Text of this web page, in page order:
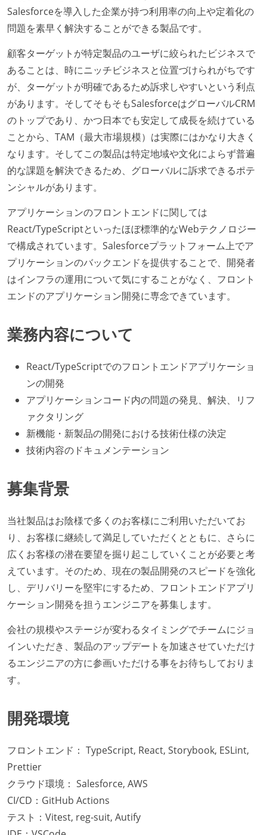
Salesforceを導入した企業が持つ利用率の向上や定着化の
問題を素早く解決することができる製品です。
顧客ターゲットが特定製品のユーザに絞られたビジネスで
あることは、時にニッチビジネスと位置づけられがちです
が、ターゲットが明確であるため訴求しやすいという利点
があります。そしてそもそもSalesforceはグローバルCRM
のトップであり、かつ日本でも安定して成長を続けている
ことから、TAM（最大市場規模）は実際にはかなり大きく
なります。そしてこの製品は特定地域や文化によらず普遍
的な課題を解決できるため、グローバルに訴求できるポテ
ンシャルがあります。
アプリケーションのフロントエンドに関しては
React/TypeScriptといったほぼ標準的なWebテクノロジー
で構成されています。Salesforceプラットフォーム上でア
プリケーションのバックエンドを提供することで、開発者
はインフラの運用について気にすることがなく、フロント
エンドのアプリケーション開発に専念できています。
業務内容について
React/TypeScriptでのフロントエンドアプリケーショ
ンの開発
アプリケーションコード内の問題の発見、解決、リフ
ァクタリング
新機能・新製品の開発における技術仕様の決定
技術内容のドキュメンテーション
募集背景
当社製品はお陰様で多くのお客様にご利用いただいてお
り、お客様に継続して満足していただくとともに、さらに
広くお客様の潜在要望を掘り起こしていくことが必要と考
えています。そのため、現在の製品開発のスピードを強化
し、デリバリーを堅牢にするため、フロントエンドアプリ
ケーション開発を担うエンジニアを募集します。
会社の規模やステージが変わるタイミングでチームにジョ
インいただき、製品のアップデートを加速させていただけ
るエンジニアの方に参画いただける事をお待ちしておりま
す。
開発環境
フロントエンド： TypeScript, React, Storybook, ESLint,
Prettier
クラウド環境： Salesforce, AWS
CI/CD：GitHub Actions
テスト：Vitest, reg-suit, Autify